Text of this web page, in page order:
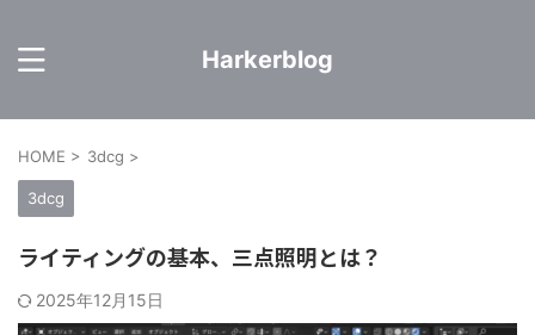
Harkerblog
HOME > 3dcg >
3dcg
ライティングの基本、三点照明とは？
2025年12月15日